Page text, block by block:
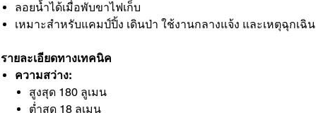
ลอยน้ำได้เมื่อพับขาไฟเก็บ
เหมาะสำหรับแคมป์ปิ้ง เดินป่า ใช้งานกลางแจ้ง และเหตุฉุกเฉิน
รายละเอียดทางเทคนิค
ความสว่าง:
สูงสุด 180 ลูเมน
ต่ำสุด 18 ลูเมน